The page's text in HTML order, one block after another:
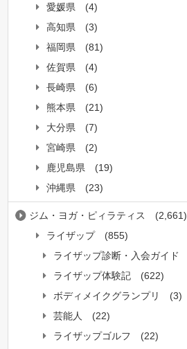
愛媛県
(4)
高知県
(3)
福岡県
(81)
佐賀県
(4)
長崎県
(6)
熊本県
(21)
大分県
(7)
宮崎県
(2)
鹿児島県
(19)
沖縄県
(23)
ジム・ヨガ・ピィラティス
(2,661)
ライザップ
(855)
ライザップ診断・入会ガイド
ライザップ体験記
(622)
ボディメイクグランプリ
(3)
芸能人
(22)
ライザップゴルフ
(22)